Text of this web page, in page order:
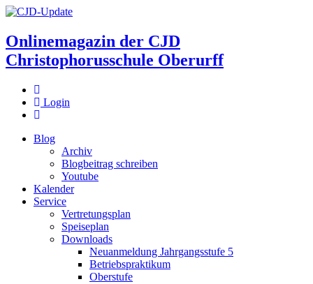
Onlinemagazin der CJD
Christophorusschule Oberurff
Login
Blog
Archiv
Blogbeitrag schreiben
Youtube
Kalender
Service
Vertretungsplan
Speiseplan
Downloads
Neuanmeldung Jahrgangsstufe 5
Betriebspraktikum
Oberstufe